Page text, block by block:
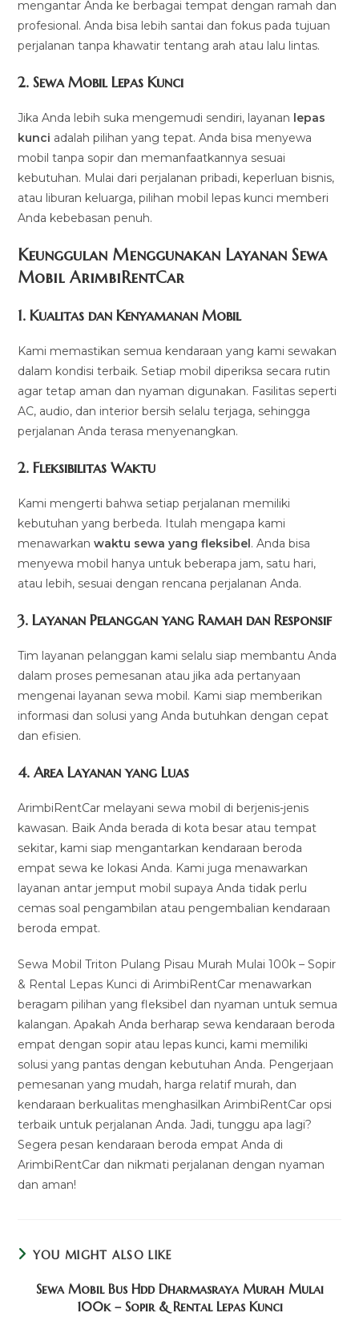
mengantar Anda ke berbagai tempat dengan ramah dan
profesional. Anda bisa lebih santai dan fokus pada tujuan
perjalanan tanpa khawatir tentang arah atau lalu lintas.
2.Sewa Mobil Lepas Kunci
Jika Anda lebih suka mengemudi sendiri, layanan lepas
kunci adalah pilihan yang tepat. Anda bisa menyewa
mobil tanpa sopir dan memanfaatkannya sesuai
kebutuhan. Mulai dari perjalanan pribadi, keperluan bisnis,
atau liburan keluarga, pilihan mobil lepas kunci memberi
Anda kebebasan penuh.
Keunggulan Menggunakan Layanan Sewa
Mobil ArimbiRentCar
1.Kualitas dan Kenyamanan Mobil
Kami memastikan semua kendaraan yang kami sewakan
dalam kondisi terbaik. Setiap mobil diperiksa secara rutin
agar tetap aman dan nyaman digunakan. Fasilitas seperti
AC, audio, dan interior bersih selalu terjaga, sehingga
perjalanan Anda terasa menyenangkan.
2.Fleksibilitas Waktu
Kami mengerti bahwa setiap perjalanan memiliki
kebutuhan yang berbeda. Itulah mengapa kami
menawarkanwaktu sewa yang fleksibel. Anda bisa
menyewa mobil hanya untuk beberapa jam, satu hari,
atau lebih, sesuai dengan rencana perjalanan Anda.
3.Layanan Pelanggan yang Ramah dan Responsif
Tim layanan pelanggan kami selalu siap membantu Anda
dalam proses pemesanan atau jika ada pertanyaan
mengenai layanan sewa mobil. Kami siap memberikan
informasi dan solusi yang Anda butuhkan dengan cepat
dan efisien.
4.Area Layanan yang Luas
ArimbiRentCar melayani sewa mobil di berjenis-jenis
kawasan. Baik Anda berada di kota besar atau tempat
sekitar, kami siap mengantarkan kendaraan beroda
empat sewa ke lokasi Anda. Kami juga menawarkan
layanan antar jemput mobil supaya Anda tidak perlu
cemas soal pengambilan atau pengembalian kendaraan
beroda empat.
Sewa Mobil Triton Pulang Pisau Murah Mulai 100k – Sopir
& Rental Lepas Kunci di ArimbiRentCar menawarkan
beragam pilihan yang fleksibel dan nyaman untuk semua
kalangan. Apakah Anda berharap sewa kendaraan beroda
empat dengan sopir atau lepas kunci, kami memiliki
solusi yang pantas dengan kebutuhan Anda. Pengerjaan
pemesanan yang mudah, harga relatif murah, dan
kendaraan berkualitas menghasilkan ArimbiRentCar opsi
terbaik untuk perjalanan Anda. Jadi, tunggu apa lagi?
Segera pesan kendaraan beroda empat Anda di
ArimbiRentCar dan nikmati perjalanan dengan nyaman
dan aman!
YOU MIGHT ALSO LIKE
Sewa Mobil Bus Hdd Dharmasraya Murah Mulai
100k – Sopir & Rental Lepas Kunci